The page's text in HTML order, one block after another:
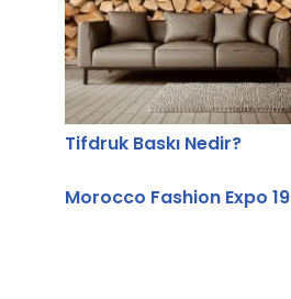
Tifdruk Baskı Nedir?
Morocco Fashion Expo 19